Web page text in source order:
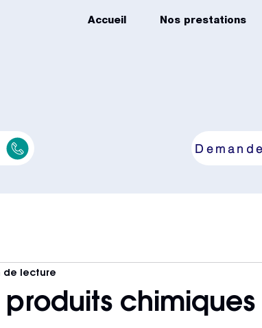
Accueil Nos prestations
produits chimiques
de lecture